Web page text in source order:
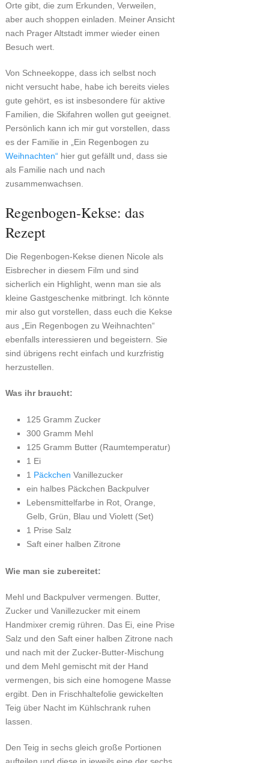
Orte gibt, die zum Erkunden, Verweilen,
aber auch shoppen einladen. Meiner Ansicht
nach Prager Altstadt immer wieder einen
Besuch wert.
Von Schneekoppe, dass ich selbst noch
nicht versucht habe, habe ich bereits vieles
gute gehört, es ist insbesondere für aktive
Familien, die Skifahren wollen gut geeignet.
Persönlich kann ich mir gut vorstellen, dass
es der Familie in „Ein Regenbogen zu
Weihnachten“hier gut gefällt und, dass sie
als Familie nach und nach
zusammenwachsen.
Regenbogen-Kekse: das
Rezept
Die Regenbogen-Kekse dienen Nicole als
Eisbrecher in diesem Film und sind
sicherlich ein Highlight, wenn man sie als
kleine Gastgeschenke mitbringt. Ich könnte
mir also gut vorstellen, dass euch die Kekse
aus „Ein Regenbogen zu Weihnachten“
ebenfalls interessieren und begeistern. Sie
sind übrigens recht einfach und kurzfristig
herzustellen.
Was ihr braucht:
125 Gramm Zucker
300 Gramm Mehl
125 Gramm Butter (Raumtemperatur)
1 Ei
1 Päckchen Vanillezucker
ein halbes Päckchen Backpulver
Lebensmittelfarbe in Rot, Orange,
Gelb, Grün, Blau und Violett (Set)
1 Prise Salz
Saft einer halben Zitrone
Wie man sie zubereitet:
Mehl und Backpulver vermengen. Butter,
Zucker und Vanillezucker mit einem
Handmixer cremig rühren. Das Ei, eine Prise
Salz und den Saft einer halben Zitrone nach
und nach mit der Zucker-Butter-Mischung
und dem Mehl gemischt mit der Hand
vermengen, bis sich eine homogene Masse
ergibt. Den in Frischhaltefolie gewickelten
Teig über Nacht im Kühlschrank ruhen
lassen.
Den Teig in sechs gleich große Portionen